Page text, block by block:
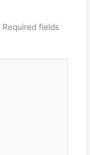
Required fields